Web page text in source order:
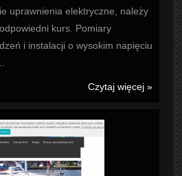
uprawnienia elektryczne, należy
kurs. Pomiary
i instalacji o wysokim napięciu
Czytaj więcej »